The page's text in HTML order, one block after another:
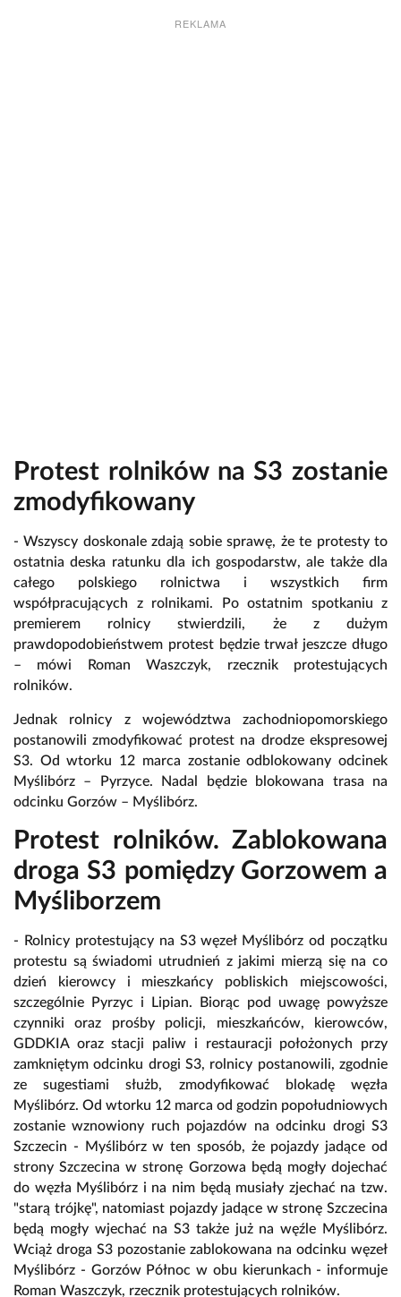
REKLAMA
Protest rolników na S3 zostanie
zmodyfikowany
- Wszyscy doskonale zdają sobie sprawę, że te protesty to
ostatnia deska ratunku dla ich gospodarstw, ale także dla
całego polskiego rolnictwa i wszystkich firm
współpracujących z rolnikami. Po ostatnim spotkaniu z
premierem rolnicy stwierdzili, że z dużym
prawdopodobieństwem protest będzie trwał jeszcze długo
– mówi Roman Waszczyk, rzecznik protestujących
rolników.
Jednak rolnicy z województwa zachodniopomorskiego
postanowili zmodyfikować protest na drodze ekspresowej
S3. Od wtorku 12 marca zostanie odblokowany odcinek
Myślibórz – Pyrzyce. Nadal będzie blokowana trasa na
odcinku Gorzów – Myślibórz.
Protest rolników. Zablokowana
droga S3 pomiędzy Gorzowem a
Myśliborzem
- Rolnicy protestujący na S3 węzeł Myślibórz od początku
protestu są świadomi utrudnień z jakimi mierzą się na co
dzień kierowcy i mieszkańcy pobliskich miejscowości,
szczególnie Pyrzyc i Lipian. Biorąc pod uwagę powyższe
czynniki oraz prośby policji, mieszkańców, kierowców,
GDDKIA oraz stacji paliw i restauracji położonych przy
zamkniętym odcinku drogi S3, rolnicy postanowili, zgodnie
ze sugestiami służb, zmodyfikować blokadę węzła
Myślibórz. Od wtorku 12 marca od godzin popołudniowych
zostanie wznowiony ruch pojazdów na odcinku drogi S3
Szczecin - Myślibórz w ten sposób, że pojazdy jadące od
strony Szczecina w stronę Gorzowa będą mogły dojechać
do węzła Myślibórz i na nim będą musiały zjechać na tzw.
"starą trójkę", natomiast pojazdy jadące w stronę Szczecina
będą mogły wjechać na S3 także już na węźle Myślibórz.
Wciąż droga S3 pozostanie zablokowana na odcinku węzeł
Myślibórz - Gorzów Północ w obu kierunkach - informuje
Roman Waszczyk, rzecznik protestujących rolników.